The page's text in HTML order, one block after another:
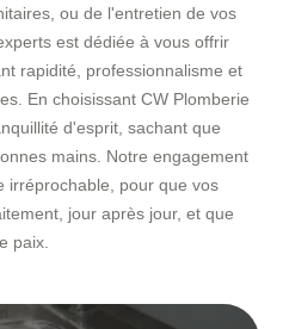
ou de l'entretien de vos
est dédiée à vous offrir
rapidité, professionnalisme et
En choisissant CW Plomberie
d'esprit, sachant que
mains. Notre engagement
irréprochable, pour que vos
jour après jour, et que
paix.